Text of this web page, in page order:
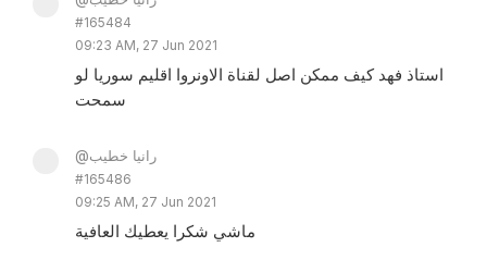
#165484
09:23 AM, 27 Jun 2021
استاذ فهد كيف ممكن اصل لقناة الاونروا اقليم سوريا لو
سمحت
@رانيا خطيب
#165486
09:25 AM, 27 Jun 2021
ماشي شكرا يعطيك العافية